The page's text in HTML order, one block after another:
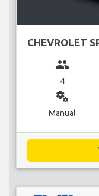
CHEVROLET
group
4
miscellaneous_services
Manual